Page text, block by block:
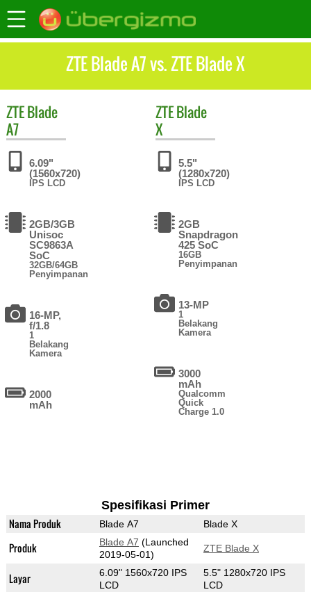
ZTE Blade A7 vs. ZTE Blade X
ZTEBlade
A7
6.09"
(1560x720)
IPS LCD
2GB/3GB
Unisoc
SC9863A
SoC
32GB/64GB
Penyimpanan
16-MP,
f/1.8
1
Belakang
Kamera
2000
mAh
ZTEBlade
X
5.5"
(1280x720)
IPS LCD
2GB
Snapdragon
425 SoC
16GB
Penyimpanan
13-MP
1
Belakang
Kamera
3000
mAh
Qualcomm
Quick
Charge 1.0
Spesifikasi Primer
Nama Produk Blade A7 Blade X
Produk Blade A7 (Launched
2019-05-01)
ZTE Blade X
Layar
6.09" 1560x720 IPS
LCD
5.5" 1280x720 IPS
LCD